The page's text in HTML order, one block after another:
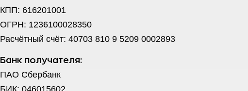
КПП: 616201001
ОГРН: 1236100028350
Расчётный счёт: 40703 810 9 5209 0002893
Банк получателя:
ПАО Сбербанк